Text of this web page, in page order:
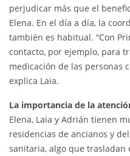
perjudicar más que el
Elena. En el día a día, la
también es habitual. “Con
contacto, por ejemplo, para
medicación de las personas
explica Laia.
La importancia de la
Elena, Laia y Adrián tienen
residencias de ancianos y
sanitaria, algo que trasladan